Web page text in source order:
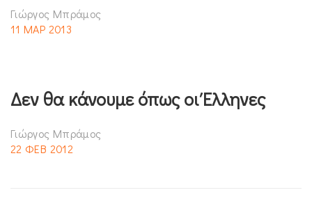
Γιώργος Μπράμος
11 ΜΑΡ 2013
Δεν θα κάνουμε όπως οι Έλληνες
Γιώργος Μπράμος
22 ΦΕΒ 2012